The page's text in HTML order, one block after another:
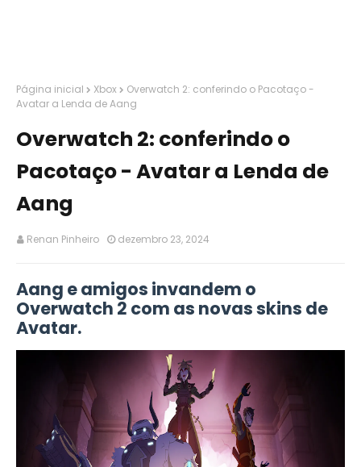
Página inicial Xbox
Overwatch 2: conferindo o Pacotaço -
Avatar a Lenda de Aang
Overwatch 2: conferindo o
Pacotaço - Avatar a Lenda de
Aang
Renan Pinheiro dezembro 23, 2024
Aang e amigos invandem o
Overwatch 2 com as novas skins de
Avatar.